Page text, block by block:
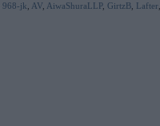
968-jk AV AiwaShuraLLP, GirtzB Lafter